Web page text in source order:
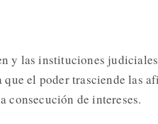
y las instituciones
el poder trasciende las
consecución de intereses.